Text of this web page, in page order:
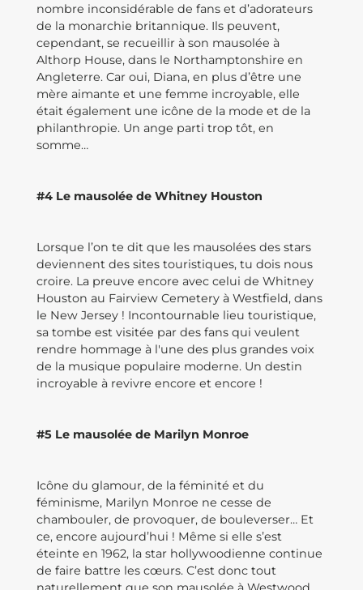
nombre inconsidérable de fans et d’adorateurs
de la monarchie britannique. Ils peuvent,
cependant, se recueillir à son mausolée à
Althorp House, dans le Northamptonshire en
Angleterre. Car oui, Diana, en plus d’être une
mère aimante et une femme incroyable, elle
était également une icône de la mode et de la
philanthropie. Un ange parti trop tôt, en
somme…
#4 Le mausolée de Whitney Houston
Lorsque l’on te dit que les mausolées des stars
deviennent des sites touristiques, tu dois nous
croire. La preuve encore avec celui de Whitney
Houston au Fairview Cemetery à Westfield, dans
le New Jersey ! Incontournable lieu touristique,
sa tombe est visitée par des fans qui veulent
rendre hommage à l'une des plus grandes voix
de la musique populaire moderne. Un destin
incroyable à revivre encore et encore !
#5 Le mausolée de Marilyn Monroe
Icône du glamour, de la féminité et du
féminisme, Marilyn Monroe ne cesse de
chambouler, de provoquer, de bouleverser… Et
ce, encore aujourd’hui ! Même si elle s’est
éteinte en 1962, la star hollywoodienne continue
de faire battre les cœurs. C’est donc tout